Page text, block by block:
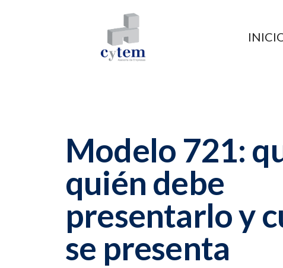
Modelo 721:
quién debe
presentarlo y
se presenta